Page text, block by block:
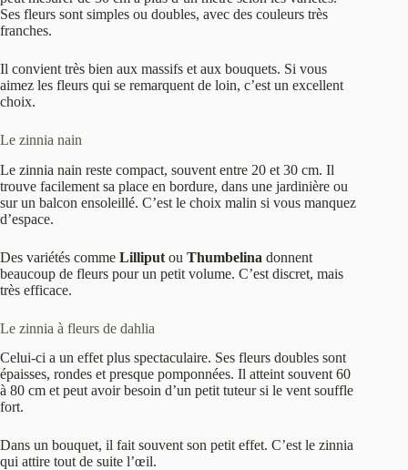
Ses fleurs sont simples ou doubles, avec des couleurs très
franches.
Il convient très bien aux massifs et aux bouquets. Si vous
aimez les fleurs qui se remarquent de loin, c’est un excellent
choix.
Le zinnia nain
Le zinnia nain reste compact, souvent entre 20 et 30 cm. Il
trouve facilement sa place en bordure, dans une jardinière ou
sur un balcon ensoleillé. C’est le choix malin si vous manquez
d’espace.
Des variétés comme Lilliput ou Thumbelina donnent
beaucoup de fleurs pour un petit volume. C’est discret, mais
très efficace.
Le zinnia à fleurs de dahlia
Celui-ci a un effet plus spectaculaire. Ses fleurs doubles sont
épaisses, rondes et presque pomponnées. Il atteint souvent 60
à 80 cm et peut avoir besoin d’un petit tuteur si le vent souffle
fort.
Dans un bouquet, il fait souvent son petit effet. C’est le zinnia
qui attire tout de suite l’œil.